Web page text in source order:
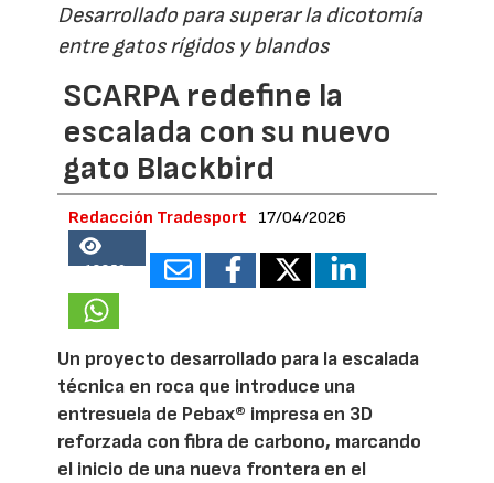
Desarrollado para superar la dicotomía
entre gatos rígidos y blandos
SCARPA redefine la
escalada con su nuevo
gato Blackbird
Redacción Tradesport 17/04/2026
18850
Un proyecto desarrollado para la escalada
técnica en roca que introduce una
entresuela de Pebax® impresa en 3D
reforzada con fibra de carbono, marcando
el inicio de una nueva frontera en el